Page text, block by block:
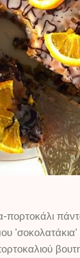
'σοκολατάκια'